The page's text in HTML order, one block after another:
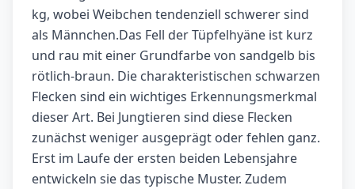
kg, wobei Weibchen tendenziell schwerer sind
als Männchen.Das Fell der Tüpfelhyäne ist kurz
und rau mit einer Grundfarbe von sandgelb bis
rötlich-braun. Die charakteristischen schwarzen
Flecken sind ein wichtiges Erkennungsmerkmal
dieser Art. Bei Jungtieren sind diese Flecken
zunächst weniger ausgeprägt oder fehlen ganz.
Erst im Laufe der ersten beiden Lebensjahre
entwickeln sie das typische Muster. Zudem